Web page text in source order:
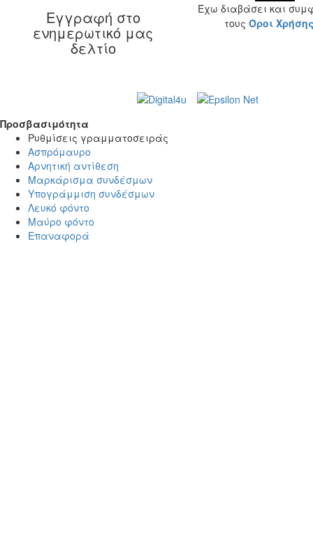
Εγγραφή στο
ενημερωτικό μας
δελτίο
Έχω διαβάσει και
τους Όροι
Προσβασιμότητα
Προσβασιμότητα
Ρυθμίσεις γραμματοσειράς
Ασπρόμαυρο
Αρνητική αντίθεση
Μαρκάρισμα συνδέσμων
Υπογράμμιση συνδέσμων
Λευκό φόντο
Μαύρο φόντο
Επαναφορά